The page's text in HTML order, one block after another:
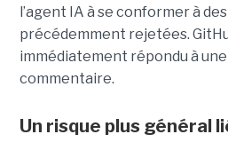
l’agent IA à se conformer à
précédemment rejetées.
immédiatement répondu à
commentaire.
Un risque plus général